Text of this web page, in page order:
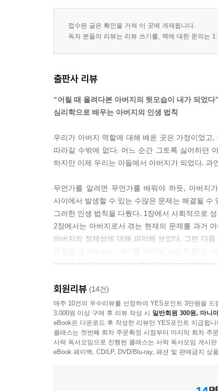
접수된 글은 확인을 거쳐 이 곳에 게재됩니다.
독자 분들의 리뷰는 리뷰 쓰기를, 책에 대한 문의는
출판사 리뷰
“어릴 때 올려다본 아버지의 뒷모습이 내가 되었다
심리학으로 배우는 아버지의 인생 법칙
우리가 아버지 역할에 대해 배운 곳은 가정이었
따라갈 수밖에 없다. 어느 순간 그토록 싫어하던
하지만 이제 우리는 아들에서 아버지가 되었다.
무언가를 알려면 무언가를 배워야 하듯, 아버지
사이에서 발생할 수 있는 수많은 문제는 해결될
그러한 인생 법칙을 다뤘다. 1장에서 사회적으로
2장에서는 아버지로서 겪는 현재의 문제를 과거
아버지의 정체성에 대해 파악해 보았다. 그런 다
내면을 마주하고 내려놓기를 권하며 마무리했다.
어떤 아버지가 될 것인가
대부분의 중년 남성들이 자동차를 좋아하는 이
열심히 가족을 위해 일하느라 쉬는 법도 잘 모
무기력한 아버지, 폭군 아버지, 존재하지 않는 아
회복, 역할에 대한 이해, 나로서 사는 자존감이
회원리뷰 (14건)
매주 10건의 우수리뷰를 선정하여 YES포인트 3만원을 드
3,000원 이상 구매 후 리뷰 작성 시 일반회원 300원, 마니
eBook은 다운로드 후 작성한 리뷰만 YES포인트 지급됩니
클래스는 첫번째 회차 주문확정 시점부터 마지막 회차 주
사락 독서모임으로 진행된 클래스는 사락 독서모임 게시
eBook 페이백, CD/LP, DVD/Blu-ray, 패션 및 판매금지 상